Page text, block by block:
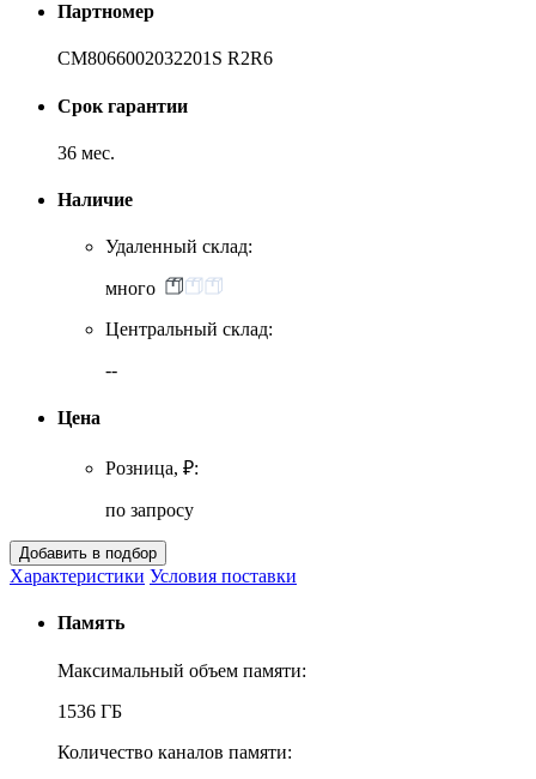
Партномер
CM8066002032201S R2R6
Срок гарантии
36 мес.
Наличие
Удаленный склад:
много
Центральный склад:
--
Цена
Розница, ₽:
по запросу
Характеристики Условия поставки
Память
Максимальный объем памяти:
1536 ГБ
Количество каналов памяти: